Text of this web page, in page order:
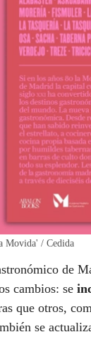
Movida' / Cedida
de
cambios: se
que otros,
se